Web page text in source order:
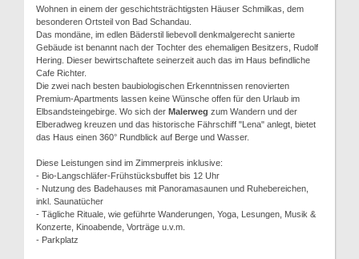
Wohnen in einem der geschichtsträchtigsten Häuser Schmilkas, dem
besonderen Ortsteil von Bad Schandau.
Das mondäne, im edlen Bäderstil liebevoll denkmalgerecht sanierte
Gebäude ist benannt nach der Tochter des ehemaligen Besitzers, Rudolf
Hering. Dieser bewirtschaftete seinerzeit auch das im Haus befindliche
Cafe Richter.
Die zwei nach besten baubiologischen Erkenntnissen renovierten
Premium-Apartments lassen keine Wünsche offen für den Urlaub im
Elbsandsteingebirge. Wo sich der Malerweg zum Wandern und der
Elberadweg kreuzen und das historische Fährschiff "Lena" anlegt, bietet
das Haus einen 360° Rundblick auf Berge und Wasser.
Diese Leistungen sind im Zimmerpreis inklusive:
- Bio-Langschläfer-Frühstücksbuffet bis 12 Uhr
- Nutzung des Badehauses mit Panoramasaunen und Ruhebereichen,
inkl. Saunatücher
- Tägliche Rituale, wie geführte Wanderungen, Yoga, Lesungen, Musik &
Konzerte, Kinoabende, Vorträge u.v.m.
- Parkplatz